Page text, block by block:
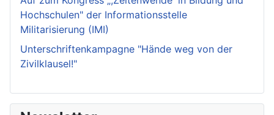
Hochschulen" der Informationsstelle
Militarisierung (IMI)
Unterschriftenkampagne "Hände weg von der
Zivilklausel!"